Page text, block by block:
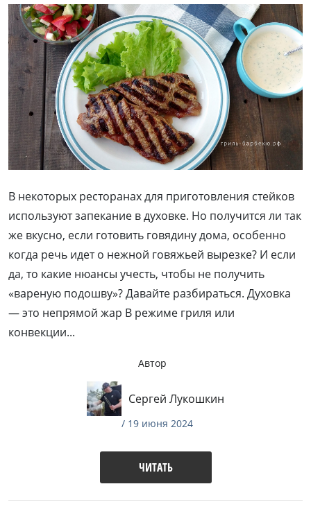
В некоторых ресторанах для приготовления стейков
используют запекание в духовке. Но получится ли так
же вкусно, если готовить говядину дома, особенно
когда речь идет о нежной говяжьей вырезке? И если
да, то какие нюансы учесть, чтобы не получить
«вареную подошву»? Давайте разбираться. Духовка
— это непрямой жар В режиме гриля или
конвекции...
Автор
Сергей Лукошкин
/ 19 июня 2024
ЧИТАТЬ